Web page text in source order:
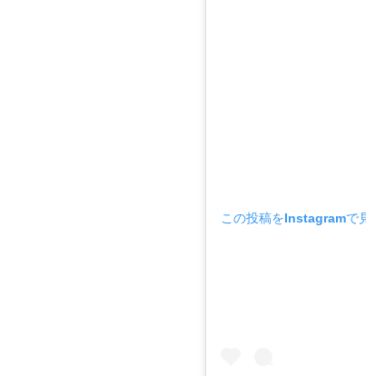
この投稿をInstagramで